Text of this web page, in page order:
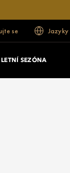
se Jazyky
LETNÍ SEZÓNA